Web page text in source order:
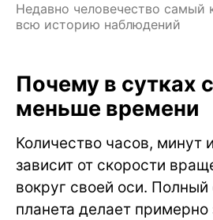
Недавно человечество самый
всю историю наблюдений
Почему в сутках
меньше времени
Количество часов, минут
зависит от скорости
вокруг своей оси.
планета делает примерно